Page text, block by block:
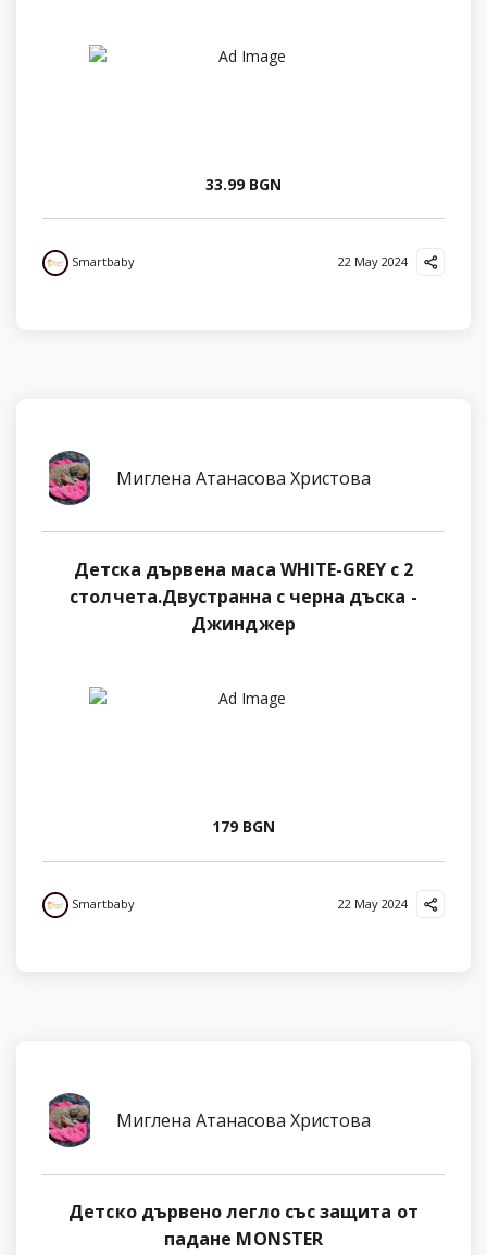
33.99 BGN
Smartbaby 22 May 2024
Миглена Атанасова Христова
Детска дървена маса WHITE-GREY с 2
столчета.Двустранна с черна дъска -
Джинджер
179 BGN
Smartbaby 22 May 2024
Миглена Атанасова Христова
Детско дървено легло със защита от
падане MONSTER